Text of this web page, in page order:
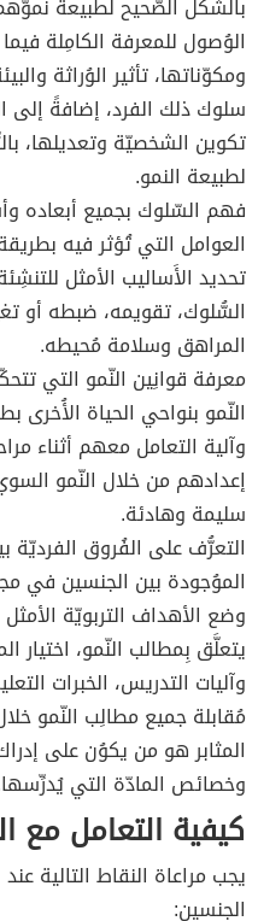
بالشكل الصّحيح لطبيعة
الوُصول للمعرفة الكامِلة
ومكوّناتها، تأثير الوُراثة
سلوك ذلك الفرد، إضافةً
تكوين الشخصيّة وتعديلها،
لطبيعة النمو.
فهم السّلوك بجميع أبعاده
العوامل التي تُؤثر فيه
تحديد الأَساليب الأمثل
السُّلوك، تقويمه، ضبطه أو
المراهق وسلامة مُحيطه.
معرفة قوانِين النّمو التي
النّمو بنواحي الحياة
وآلية التعامل معهم أثناء
إعدادهم من خلال النّمو
سليمة وهادئة.
التعرُّف على الفُروق الفرديّة
الموُجودة بين الجنسين في
وضع الأهداف التربويّة
يتعلَّق بِمطالب النّمو، اختيار
وآليات التدريس، الخبرات
مُقابلة جميع مطالِب النّمو
المثابر هو من يكوُن على
وخصائص المادّة التي
كيفية التعامل مع
يجب مراعاة النقاط التالية
الجنسين: